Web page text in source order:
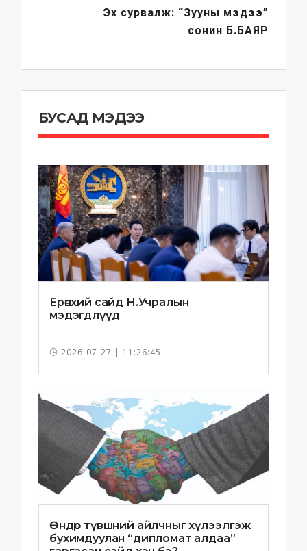
Эх сурвалж: “Зууны мэдээ”
сонин Б.БАЯР
БУСАД МЭДЭЭ
Ерөнхий сайд Н.Учралын
мэдэгдлүүд
2026-07-27 | 11:26:45
Өндөр түвшний айлчныг хүлээлгэж
бухимдуулан “дипломат алдаа”